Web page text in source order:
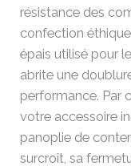
résistance des
confection
épais utilisé pour le
abrite une
performance. Par
votre accessoire
panoplie de
surcroît, sa